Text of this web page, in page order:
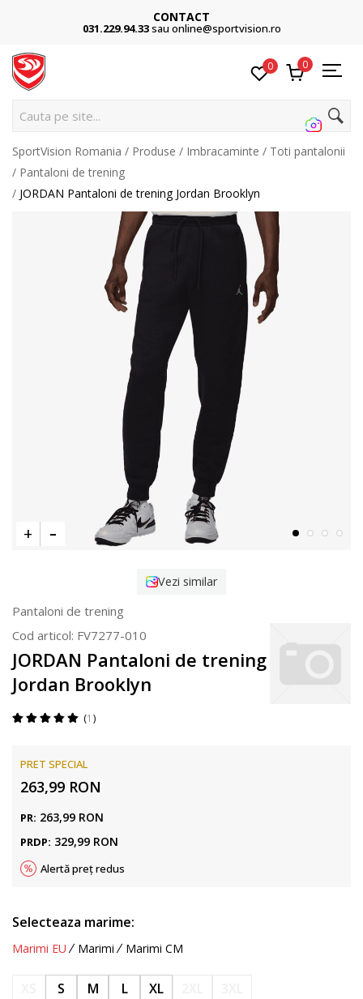
CONTACT
031.229.94.33sau online@sportvision.ro
0 0
Cauta pe site...
SportVision Romania Produse Imbracaminte
Toti pantalonii
Pantaloni de trening
JORDAN Pantaloni de trening Jordan Brooklyn
Vezi similar
Pantaloni de trening
Cod articol: FV7277-010
JORDAN Pantaloni de trening
Jordan Brooklyn
1
PRET SPECIAL
263,99 RON
PR: 263,99 RON
PRDP: 329,99 RON
Alertă preț redus
Selecteaza marime:
Marimi EU Marimi Marimi CM
S M L XL